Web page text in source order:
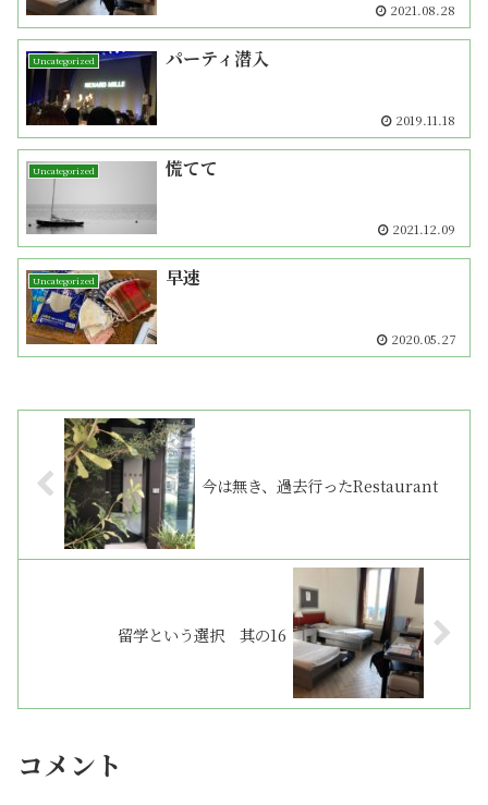
2021.08.28
Uncategorized パーティ潜入
2019.11.18
Uncategorized 慌てて
2021.12.09
Uncategorized 早速
2020.05.27
今は無き、過去行ったRestaurant
留学という選択 其の16
コメント